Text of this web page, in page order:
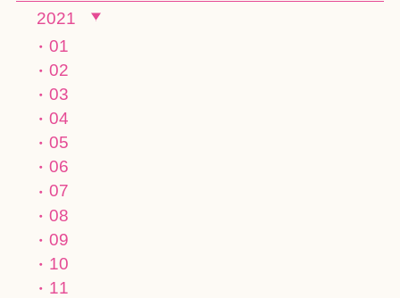
2021
01
02
03
04
05
06
07
08
09
10
11